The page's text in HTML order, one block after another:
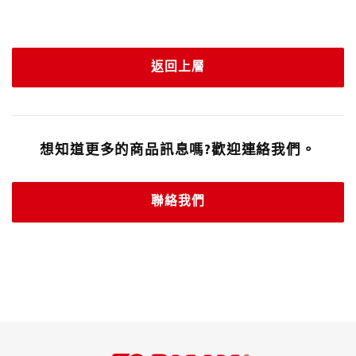
返回上層
想知道更多的商品訊息嗎?歡迎連絡我們。
聯絡我們